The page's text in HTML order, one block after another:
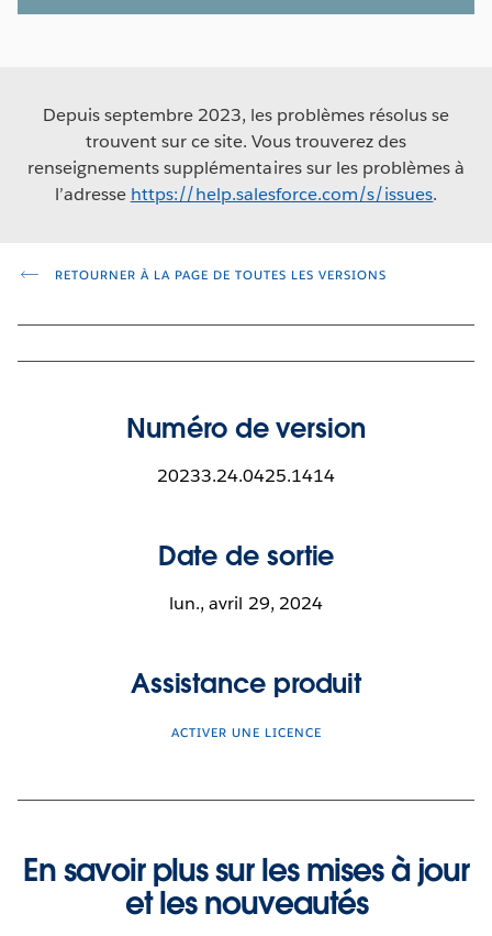
Depuis septembre 2023, les problèmes résolus se
trouvent sur ce site. Vous trouverez des
renseignements supplémentaires sur les problèmes à
l’adresse https://help.salesforce.com/s/issues.
RETOURNER À LA PAGE DE TOUTES LES VERSIONS
Numéro de version
20233.24.0425.1414
Date de sortie
lun., avril 29, 2024
Assistance produit
ACTIVER UNE LICENCE
En savoir plus sur les mises à jour
et les nouveautés